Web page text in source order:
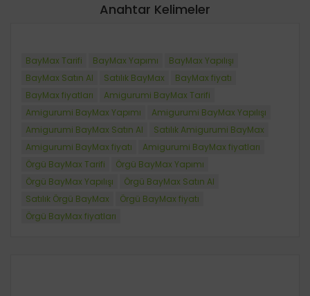
Anahtar Kelimeler
BayMax Tarifi BayMax Yapımı
BayMax Yapılışı
BayMax Satın Al
Satılık BayMax
BayMax fiyatı
BayMax fiyatları
Amigurumi BayMax Tarifi
Amigurumi BayMax Yapımı
Amigurumi BayMax Yapılışı
Amigurumi BayMax Satın Al
Satılık Amigurumi BayMax
Amigurumi BayMax fiyatı
Amigurumi BayMax fiyatları
Örgü BayMax Tarifi
Örgü BayMax Yapımı
Örgü BayMax Yapılışı
Örgü BayMax Satın Al
Satılık Örgü BayMax
Örgü BayMax fiyatı
Örgü BayMax fiyatları